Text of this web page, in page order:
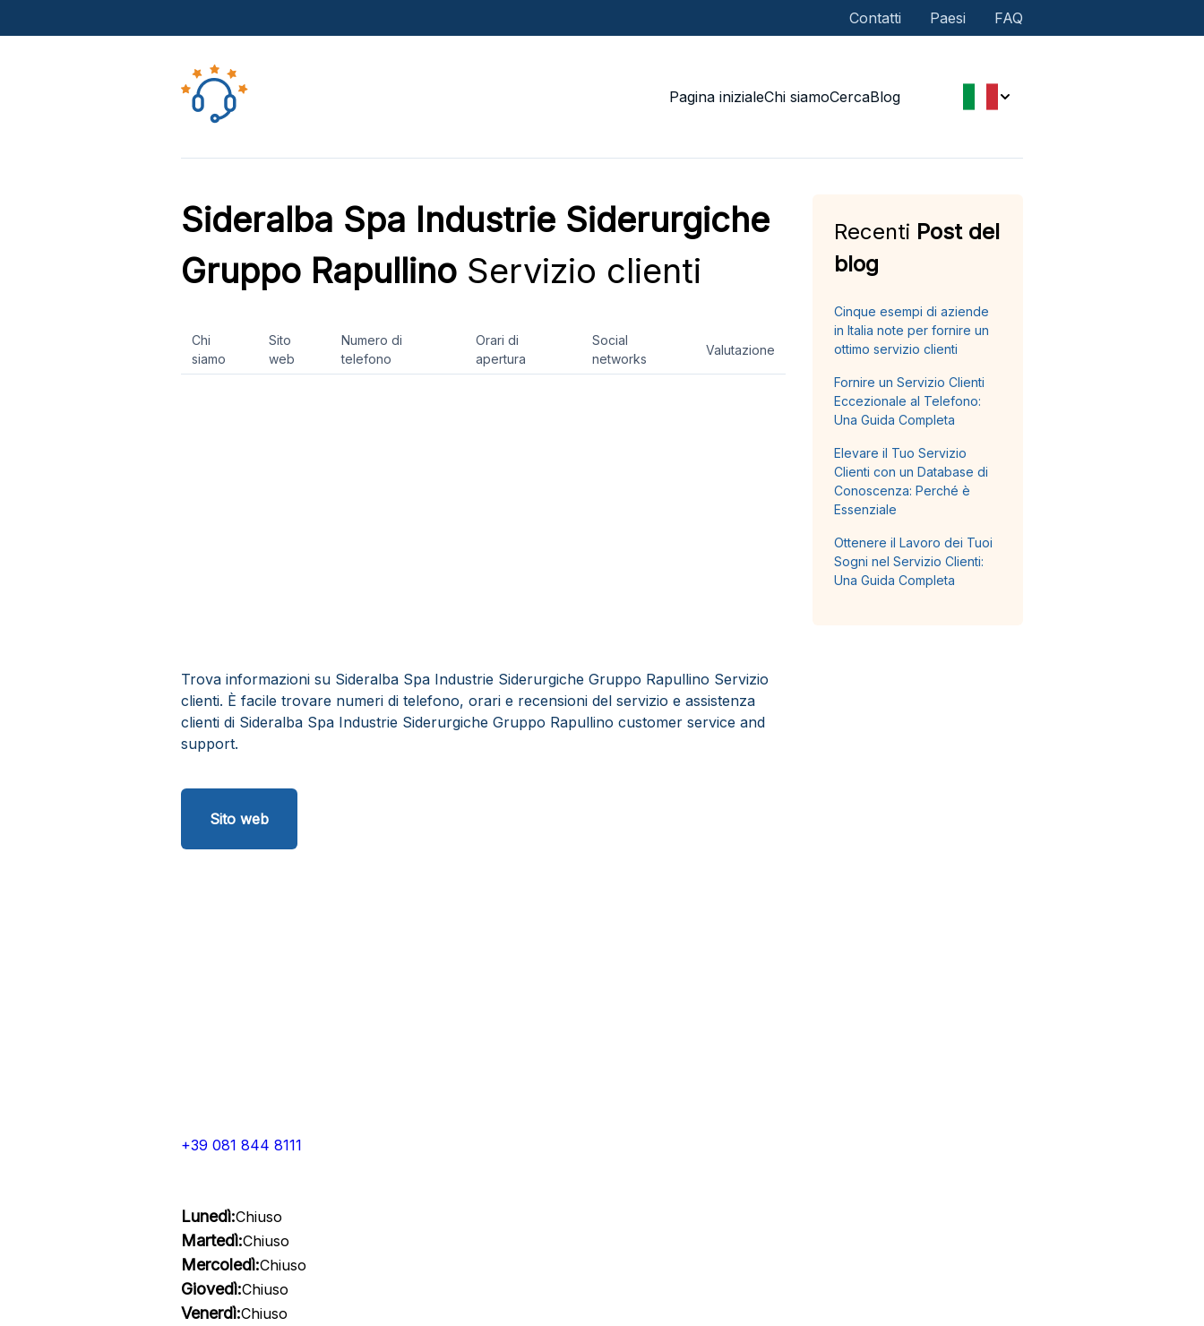
Contatti Paesi FAQ
Pagina inizialeChi siamoCercaBlog
Sideralba Spa Industrie Siderurgiche
Gruppo RapullinoServizio clienti
Chi
siamo
Sito
web
Numero di
telefono
Orari di
apertura
Social
networks
Valutazione
Trova informazioni su Sideralba Spa Industrie Siderurgiche Gruppo Rapullino Servizio
clienti. È facile trovare numeri di telefono, orari e recensioni del servizio e assistenza
clienti di Sideralba Spa Industrie Siderurgiche Gruppo Rapullino customer service and
support.
Sito web
+39 081 844 8111
Lunedì:Chiuso
Martedì:Chiuso
Mercoledì:Chiuso
Giovedì:Chiuso
Venerdì:Chiuso
Recenti Post del
blog
Cinque esempi di aziende
in Italia note per fornire un
ottimo servizio clienti
Fornire un Servizio Clienti
Eccezionale al Telefono:
Una Guida Completa
Elevare il Tuo Servizio
Clienti con un Database di
Conoscenza: Perché è
Essenziale
Ottenere il Lavoro dei Tuoi
Sogni nel Servizio Clienti:
Una Guida Completa